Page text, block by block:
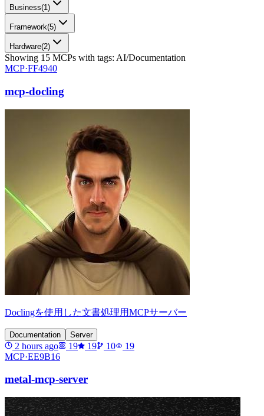
Business(1)
Framework(5)
Hardware(2)
Showing 15 MCPs with tags: AI/Documentation
MCP·FF4940
mcp-docling
Doclingを使用した文書処理用MCPサーバー
Documentation Server
2 hours ago 19 19 10
19
MCP·EE9B16
metal-mcp-server